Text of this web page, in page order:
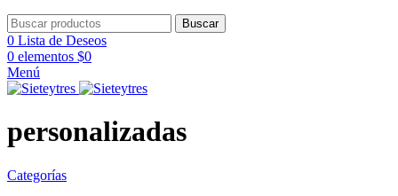
Buscar
0 Lista de Deseos
0 elementos $0
Menú
personalizadas
Categorías